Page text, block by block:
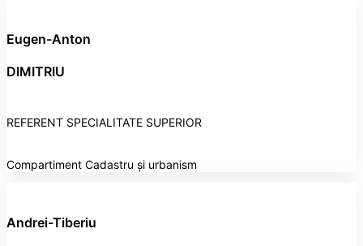
Eugen-Anton
DIMITRIU
REFERENT SPECIALITATE SUPERIOR
Compartiment Cadastru și urbanism
Andrei-Tiberiu